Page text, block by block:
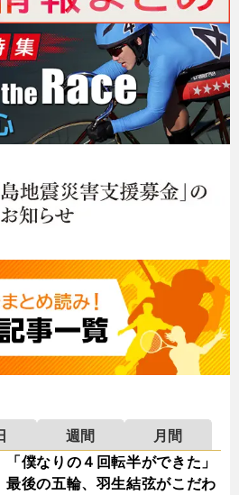
週間
月間
「僕なりの４回転半ができた」
最後の五輪、羽生結弦がこだわ